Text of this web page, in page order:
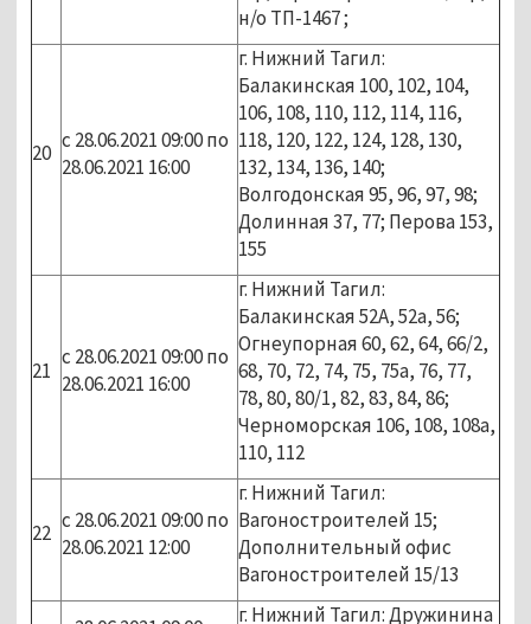
н/о ТП-1467 ;
20 с 28.06.2021 09:00 по
28.06.2021 16:00
г. Нижний Тагил:
Балакинская 100, 102, 104,
106, 108, 110, 112, 114, 116,
118, 120, 122, 124, 128, 130,
132, 134, 136, 140;
Волгодонская 95, 96, 97, 98;
Долинная 37, 77; Перова 153,
155
21
с 28.06.2021 09:00 по
28.06.2021 16:00
г. Нижний Тагил:
Балакинская 52А, 52а, 56;
Огнеупорная 60, 62, 64, 66/2,
68, 70, 72, 74, 75, 75а, 76, 77,
78, 80, 80/1, 82, 83, 84, 86;
Черноморская 106, 108, 108а,
110, 112
22 с 28.06.2021 09:00 по
28.06.2021 12:00
г. Нижний Тагил:
Вагоностроителей 15;
Дополнительный офис
Вагоностроителей 15/13
г. Нижний Тагил: Дружинина